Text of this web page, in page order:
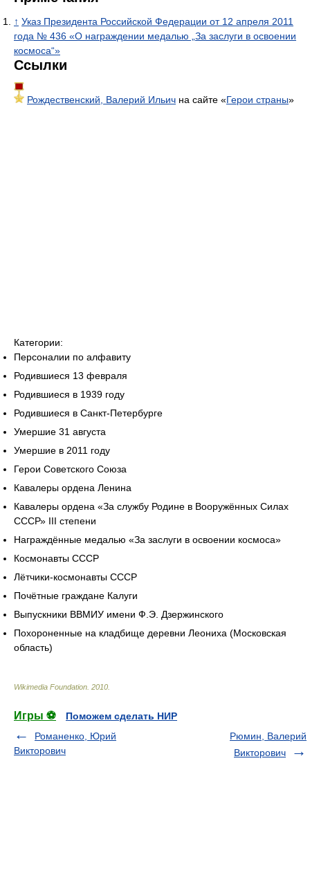
↑ Указ Президента Российской Федерации от 12 апреля 2011
года № 436 «О награждении медалью „За заслуги в освоении
космоса“»
Ссылки
Рождественский, Валерий Ильич на сайте «Герои страны»
Категории:
Персоналии по алфавиту
Родившиеся 13 февраля
Родившиеся в 1939 году
Родившиеся в Санкт-Петербурге
Умершие 31 августа
Умершие в 2011 году
Герои Советского Союза
Кавалеры ордена Ленина
Кавалеры ордена «За службу Родине в Вооружённых Силах
СССР» III степени
Награждённые медалью «За заслуги в освоении космоса»
Космонавты СССР
Лётчики-космонавты СССР
Почётные граждане Калуги
Выпускники ВВМИУ имени Ф.Э. Дзержинского
Похороненные на кладбище деревни Леониха (Московская
область)
Wikimedia Foundation 2010
Игры ⚽
Поможем сделать НИР
Романенко, Юрий
Викторович
Рюмин, Валерий
Викторович